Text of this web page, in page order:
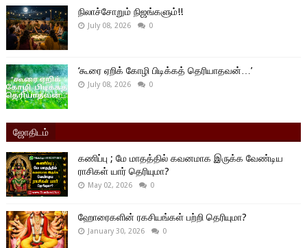
நிலாச்சோறும் நிஜங்களும்!!
July 08, 2026 0
‘கூரை ஏறிக் கோழி பிடிக்கத் தெரியாதவன்…’
July 08, 2026 0
ஜோதிடம்
கணிப்பு ; மே மாதத்தில் கவனமாக இருக்க வேண்டிய
ராசிகள் யார் தெரியுமா?
May 02, 2026 0
ஹோரைகளின் ரகசியங்கள் பற்றி தெரியுமா?
January 30, 2026 0